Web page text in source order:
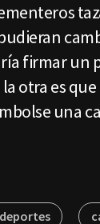
firmar un
otra es
una